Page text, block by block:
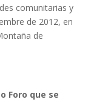
comunitarias y
de 2012, en
de
Foro que se